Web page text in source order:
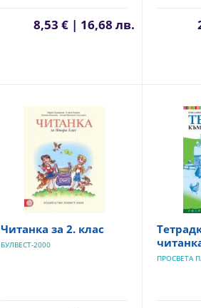
8,53 € | 16,68 лв.
Читанка за 2. клас
БУЛВЕСТ-2000
ПРОСВЕТА